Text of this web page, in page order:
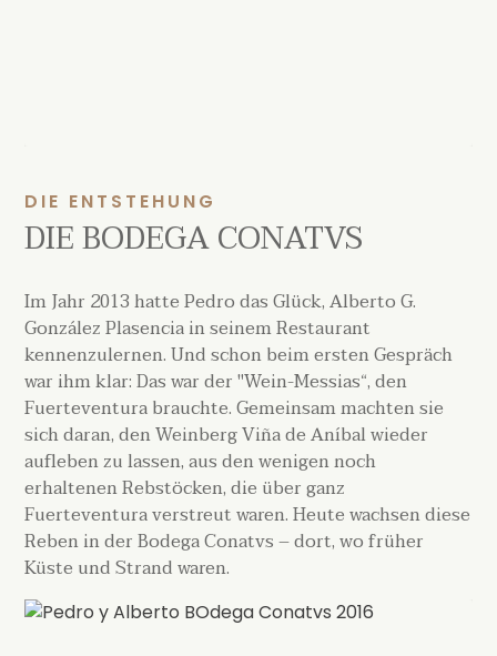
DIE ENTSTEHUNG
DIE BODEGA CONATVS
Im Jahr 2013 hatte Pedro das Glück, Alberto G.
González Plasencia in seinem Restaurant
kennenzulernen. Und schon beim ersten Gespräch
war ihm klar: Das war der "Wein-Messias“, den
Fuerteventura brauchte. Gemeinsam machten sie
sich daran, den Weinberg Viña de Aníbal wieder
aufleben zu lassen, aus den wenigen noch
erhaltenen Rebstöcken, die über ganz
Fuerteventura verstreut waren. Heute wachsen diese
Reben in der Bodega Conatvs – dort, wo früher
Küste und Strand waren.